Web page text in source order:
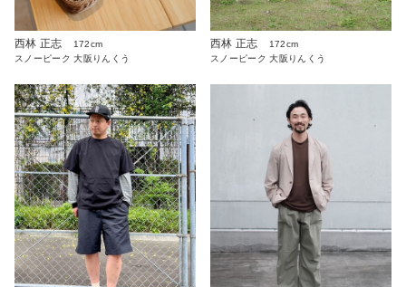
西林 正志
172cm
スノーピーク 大阪りんくう
西林 正志
172cm
スノーピーク 大阪りんくう